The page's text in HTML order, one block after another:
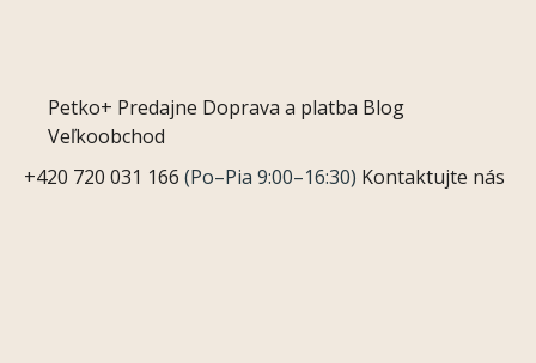
Petko+ Predajne Doprava a platba Blog
Veľkoobchod
+420 720 031 166 (Po–Pia 9:00–16:30) Kontaktujte nás